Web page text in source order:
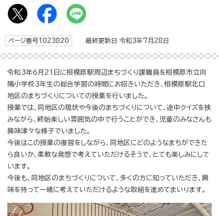
ページ番号1023820 最終更新日 令和3年7月28日
令和3年6月21日に相模原駅周辺まちづくり課職員を相模原市立向
陽小学校3年生の総合学習の時間にお招きいただき、相模原駅北口
地区のまちづくりについての授業を行いました。
授業では、同地区の現状や今後のまちづくりについて、途中クイズを挟
みながら、終始楽しい雰囲気の中で行うことができ、児童のみなさんも
興味津々な様子でいました。
今後はこの授業の復習をしながら、同地区にどのようなまちができた
ら良いか、柔軟な発想で考えていただけるそうで、とても楽しみにして
います。
今後も、同地区のまちづくりについて、多くの方に知っていただき、興
味を持って一緒に考えていただけるような取組を進めてまいります。